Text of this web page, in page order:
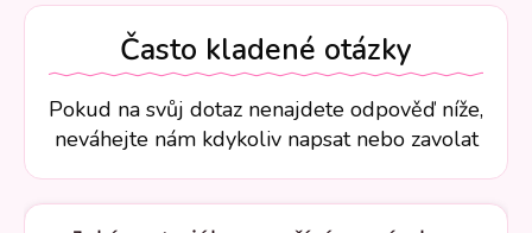
Často kladené otázky
Pokud na svůj dotaz nenajdete odpověď níže,
neváhejte nám kdykoliv napsat nebo zavolat